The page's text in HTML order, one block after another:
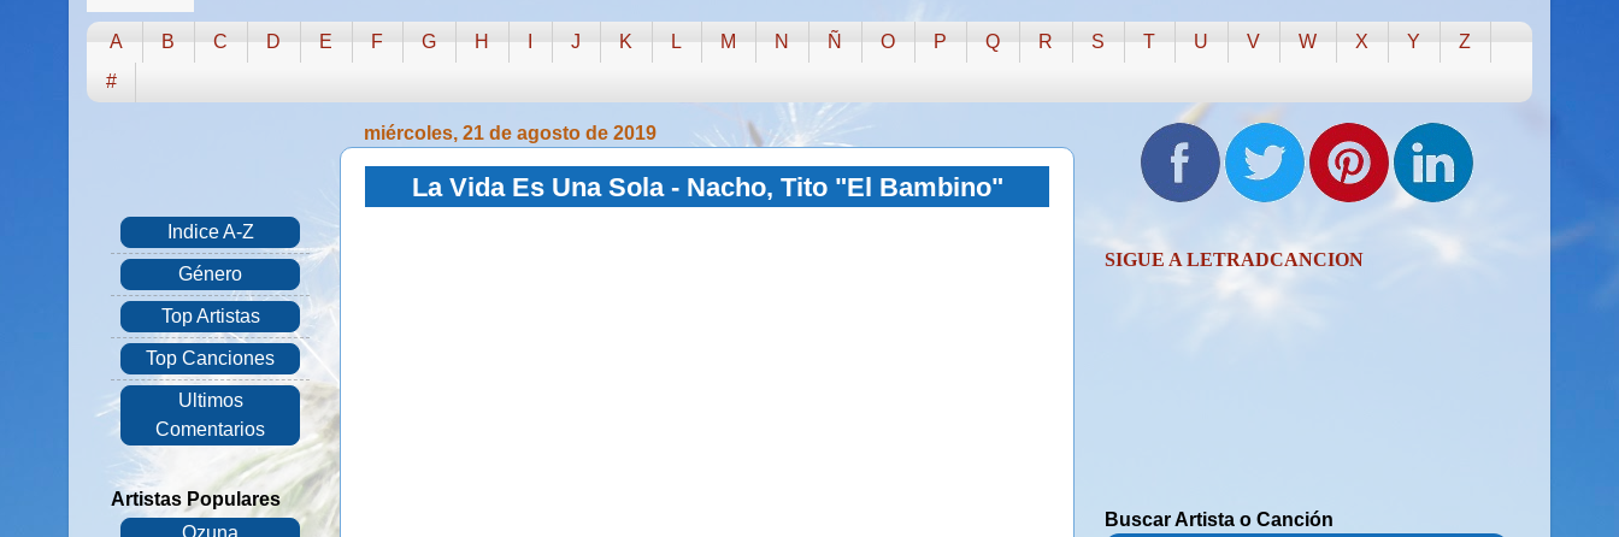
A B C D E F G H J K L M N Ñ O P Q R S T U V W X Y
Z
#
miércoles, 21 de agosto de 2019
La Vida Es Una Sola - Nacho, Tito "El Bambino"
Indice A-Z
Género
Top Artistas
Top Canciones
Ultimos
Comentarios
Artistas Populares
Ozuna
SIGUE A LETRADCANCION
Buscar Artista o Canción